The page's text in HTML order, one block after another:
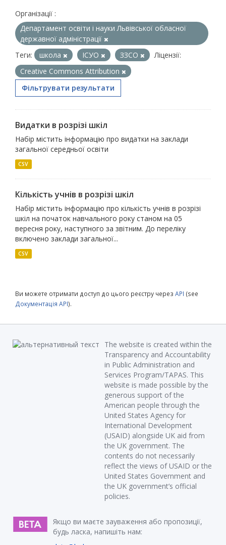
Організації :
Департамент освіти і науки Львівської обласної
державної адміністрації
Теги:
школа ІСУО ЗЗСО
Ліцензії:
Creative Commons Attribution
Фільтрувати результати
Видатки в розрізі шкіл
Набір містить інформацію про видатки на заклади
загальної середньої освіти
CSV
Кількість учнів в розрізі шкіл
Набір містить інформацію про кількість учнів в розрізі
шкіл на початок навчального року станом на 05
вересня року, наступного за звітним. До переліку
включено заклади загальної...
CSV
Ви можете отримати доступ до цього реєстру через API (see
Документація API).
The website is created within the
Transparency and Accountability
in Public Administration and
Services Program/TAPAS. This
website is made possible by the
generous support of the
American people through the
United States Agency for
International Development
(USAID) alongside UK aid from
the UK government. The
contents do not necessarily
reflect the views of USAID or the
United States Government and
the UK government’s official
policies.
Якщо ви маєте зауваження або пропозиції,
будь ласка, напишіть нам: